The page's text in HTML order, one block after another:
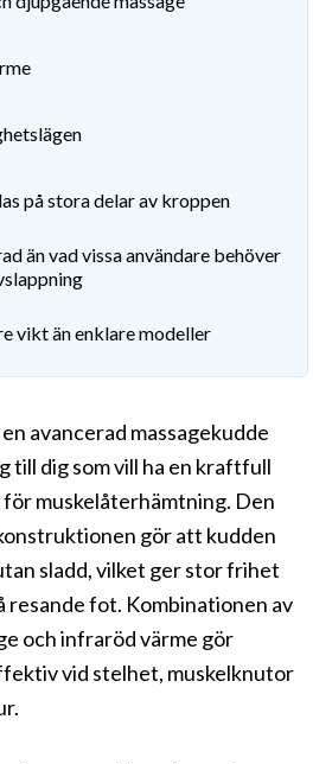
på stora delar av kroppen
än vad vissa användare behöver
vikt än enklare modeller
avancerad massagekudde
till dig som vill ha en kraftfull
muskelåterhämtning. Den
gör att kudden
sladd, vilket ger stor frihet
resande fot. Kombinationen av
och infraröd värme gör
vid stelhet, muskelknutor